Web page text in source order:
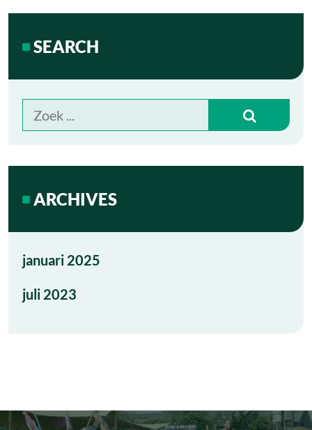
SEARCH
Zoek
naar:
ARCHIVES
januari 2025
juli 2023